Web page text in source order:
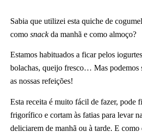
Sabia que utilizei esta quiche de
como snackda manhã e como almoço?
Estamos habituados a ficar pelos
bolachas, queijo fresco… Mas podemos
as nossas refeições!
Esta receita é muito fácil de fazer, pode
frigorífico e cortam às fatias para levar
deliciarem de manhã ou à tarde. E